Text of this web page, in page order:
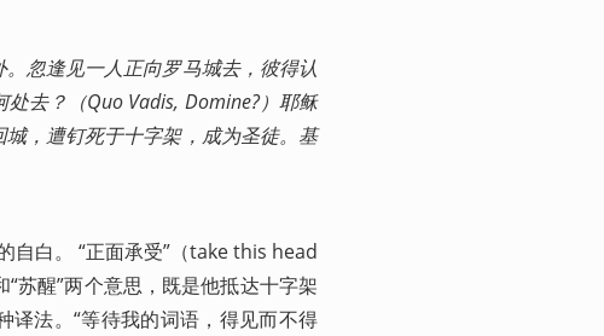
忽逢见一人正向罗马城去，彼得认
去？（Quo Vadis, Domine?）耶稣
，遭钉死于十字架，成为圣徒。基
白。 “正面承受”（take this head
苏醒”两个意思，既是他抵达十字架
译法。“等待我的词语，得见而不得